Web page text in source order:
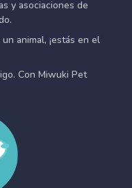
y asociaciones de
animal, ¡estás en el
Con Miwuki Pet